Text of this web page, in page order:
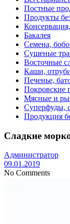
Постные
Продукты
Бакалея
Семена,
Сушеные
Восточные
Каши,
Печенье,
Покровские
Мясные и
Суперфуды,
Продукция
Сладкие
Администратор
09.01.2019
No Comments